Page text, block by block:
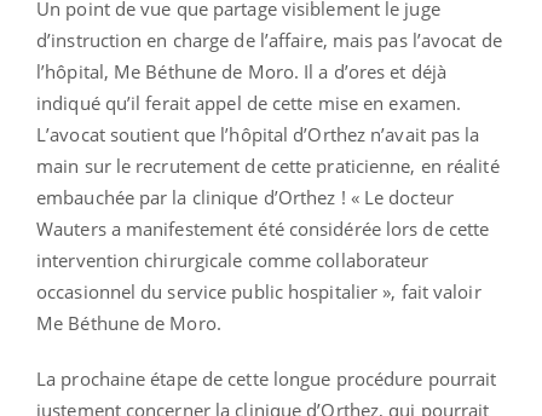
Un point de vue que partage visiblement le juge
d’instruction en charge de l’affaire, mais pas l’avocat de
l’hôpital, Me Béthune de Moro. Il a d’ores et déjà
indiqué qu’il ferait appel de cette mise en examen.
L’avocat soutient que l’hôpital d’Orthez n’avait pas la
main sur le recrutement de cette praticienne, en réalité
embauchée par la clinique d’Orthez ! « Le docteur
Wauters a manifestement été considérée lors de cette
intervention chirurgicale comme collaborateur
occasionnel du service public hospitalier », fait valoir
Me Béthune de Moro.
La prochaine étape de cette longue procédure pourrait
justement concerner la clinique d’Orthez, qui pourrait